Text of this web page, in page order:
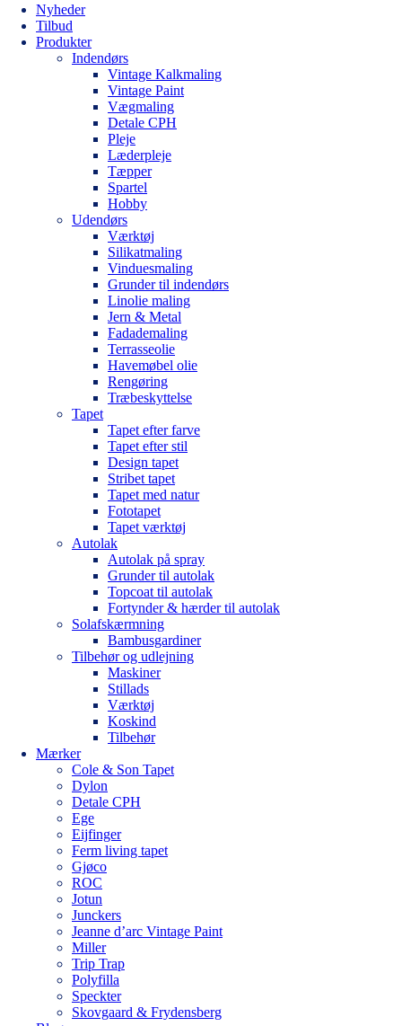
Nyheder
Tilbud
Produkter
Indendørs
Vintage Kalkmaling
Vintage Paint
Vægmaling
Detale CPH
Pleje
Læderpleje
Tæpper
Spartel
Hobby
Udendørs
Værktøj
Silikatmaling
Vinduesmaling
Grunder til indendørs
Linolie maling
Jern & Metal
Fadademaling
Terrasseolie
Havemøbel olie
Rengøring
Træbeskyttelse
Tapet
Tapet efter farve
Tapet efter stil
Design tapet
Stribet tapet
Tapet med natur
Fototapet
Tapet værktøj
Autolak
Autolak på spray
Grunder til autolak
Topcoat til autolak
Fortynder & hærder til autolak
Solafskærmning
Bambusgardiner
Tilbehør og udlejning
Maskiner
Stillads
Værktøj
Koskind
Tilbehør
Mærker
Cole & Son Tapet
Dylon
Detale CPH
Ege
Eijfinger
Ferm living tapet
Gjøco
ROC
Jotun
Junckers
Jeanne d’arc Vintage Paint
Miller
Trip Trap
Polyfilla
Speckter
Skovgaard & Frydensberg